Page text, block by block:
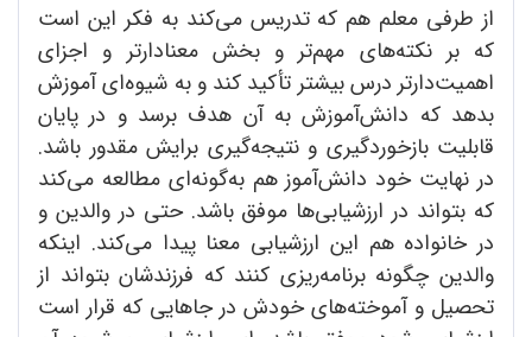
از طرفی معلم هم که تدریس می‌کند به فکر این است
که بر نکته‌های مهم‌تر و بخش معنا‌دارتر و اجزای
اهمیت‌دارتر درس بیشتر تأکید کند و به شیوه‌ای آموزش
بدهد که دانش‌‌آموزش به آن هدف برسد و در پایان
قابلیت بازخوردگیری و نتیجه‌گیری برایش مقدور باشد.
در نهایت خود دانش‌آموز هم به‌گونه‌ای مطالعه می‌کند
که بتواند در ارزشیابی‌ها موفق باشد. حتی در والدین و
در خانواده هم این ارزشیابی معنا پیدا می‌کند. اینکه
والدین چگونه برنامه‌ریزی کنند که فرزندشان بتواند از
تحصیل و آموخته‌های خودش در جاهایی که قرار است